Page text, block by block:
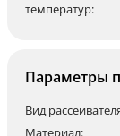
температур:
Параметры
Вид
Материал: